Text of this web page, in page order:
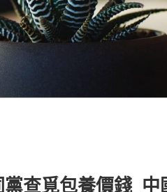
查覓包養價錢_中